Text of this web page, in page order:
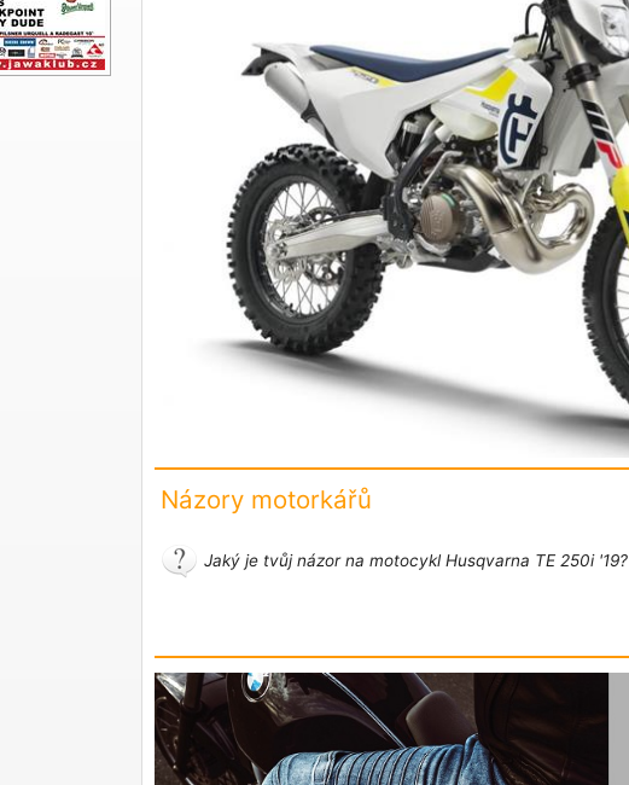
Názory motorkářů
Jaký je tvůj názor na motocykl Husqvarna TE 250i '19?